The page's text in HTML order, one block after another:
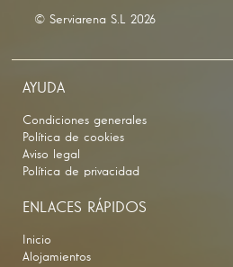
© Serviarena S.L 2026
AYUDA
Condiciones generales
Política de cookies
Aviso legal
Política de privacidad
ENLACES RÁPIDOS
Inicio
Alojamientos